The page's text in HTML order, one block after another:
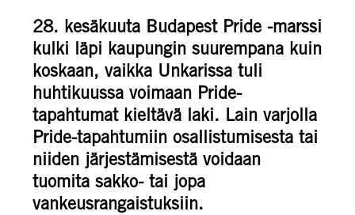
28. kesäkuuta Budapest Pride -marssi
kulki läpi kaupungin suurempana kuin
koskaan, vaikka Unkarissa tuli
huhtikuussa voimaan Pride-
tapahtumat kieltävä laki. Lain varjolla
Pride-tapahtumiin osallistumisesta tai
niiden järjestämisestä voidaan
tuomita sakko- tai jopa
vankeusrangaistuksiin.